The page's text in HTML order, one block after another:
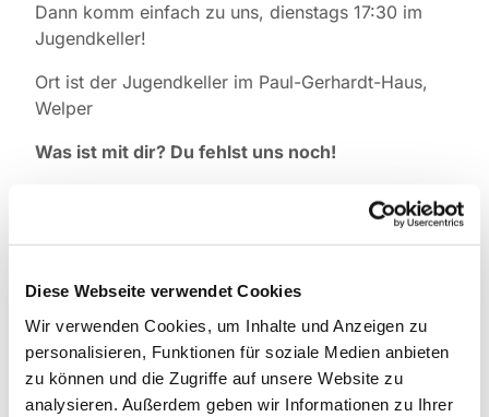
Diese Webseite verwendet Cookies
Wir verwenden Cookies, um Inhalte und Anzeigen zu
personalisieren, Funktionen für soziale Medien anbieten
zu können und die Zugriffe auf unsere Website zu
analysieren. Außerdem geben wir Informationen zu Ihrer
Dann komm einfach zu uns, dienstags 17:30 im
Jugendkeller!
Ort ist der Jugendkeller im Paul-Gerhardt-Haus,
Welper
Was ist mit dir? Du fehlst uns noch!
Falls du was zur Jugendgruppe wissen willst,
melde dich einfach bei Pfarrer Tilmann Marek (Tel.
0151 1592 6474)